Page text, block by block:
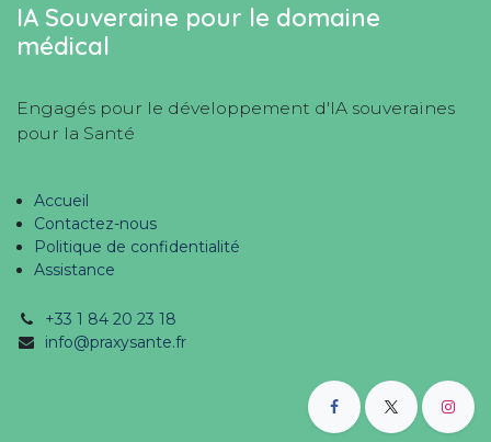
IA Souveraine pour le domaine
médical
Engagés pour le développement d'IA souveraines
pour la Santé
Accueil
Contactez-nous
Politique de confidentialité
Assistance
+33 1 84 20 23 18
info@praxysante.fr